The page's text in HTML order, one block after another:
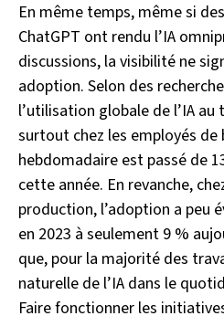
En même temps, même si
ChatGPT ont rendu l’IA
discussions, la visibilité ne
adoption. Selon des
l’utilisation globale de l’IA
surtout chez les employés de
hebdomadaire est passé de
cette année. En revanche,
production, l’adoption a peu
en 2023 à seulement 9 %
que, pour la majorité des
naturelle de l’IA dans le
Faire fonctionner les